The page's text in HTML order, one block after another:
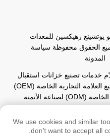
زهيكسين للمعدات
الحقوق محفوظة سياسة
المدونة
خدمات تصنيع خزانات استقبال
الهواء حسب الطلب مع إمكانية تصنيع العلامة التجارية الخاصة (OEM)
وتصميم وتصنيع العلامة التجارية الخاصة (ODM) لصناعة الأتمتة
We use cookies and similar
don't want to accept all